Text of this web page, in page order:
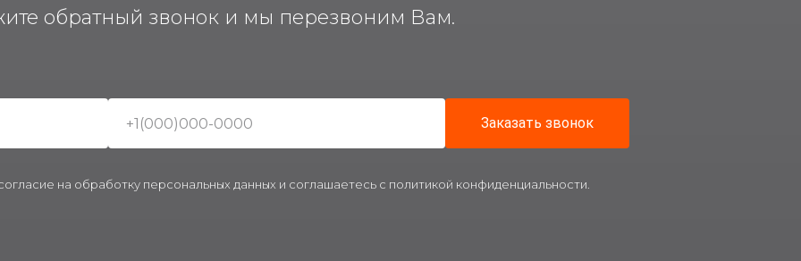
обратный звонок и мы перезвоним Вам.
Заказать звонок
на обработку персональных данных и соглашаетесь c политикой конфиденциальности.